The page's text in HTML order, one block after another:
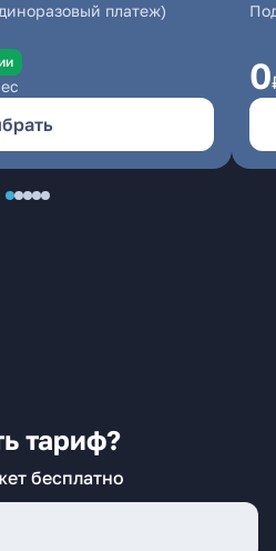
платеж)
0
тариф?
бесплатно